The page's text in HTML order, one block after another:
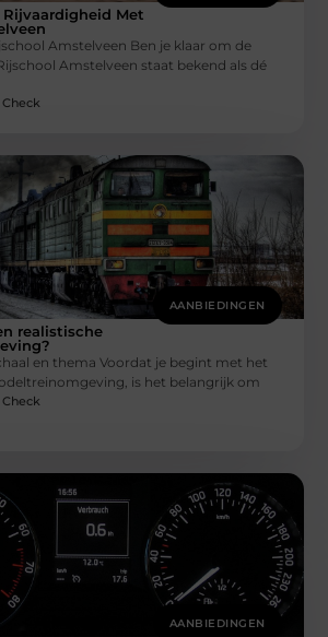
Met
Amstelveen Ben je klaar om de
Amstelveen staat bekend als dé
AANBIEDINGEN
realistische
en thema Voordat je begint met het
is het belangrijk om
AANBIEDINGEN